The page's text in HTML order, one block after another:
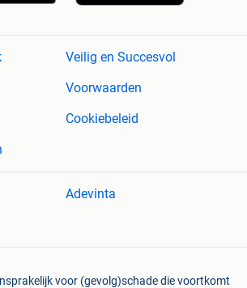
Veilig en Succesvol
Voorwaarden
Cookiebeleid
Adevinta
voor (gevolg)schade die voortkomt